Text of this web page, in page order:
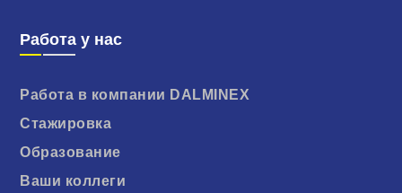
Работа у нас
Работа в компании DALMINEX
Стажировка
Образование
Ваши коллеги